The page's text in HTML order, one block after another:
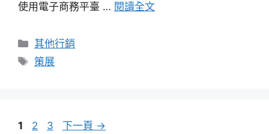
使用電子商務平臺 … 閱讀全文
分
類
其他行銷
標
策展
頁
1
頁
2
頁
3 下一頁 →